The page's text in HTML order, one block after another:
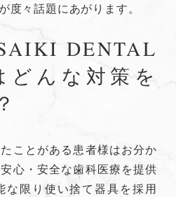
度々話題にあがります。
DENTAL
どんな対策を
ことがある患者様はお分か
心・安全な歯科医療を提供
な限り使い捨て器具を採用